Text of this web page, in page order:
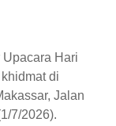
Hari
di
Jalan
7/2026).